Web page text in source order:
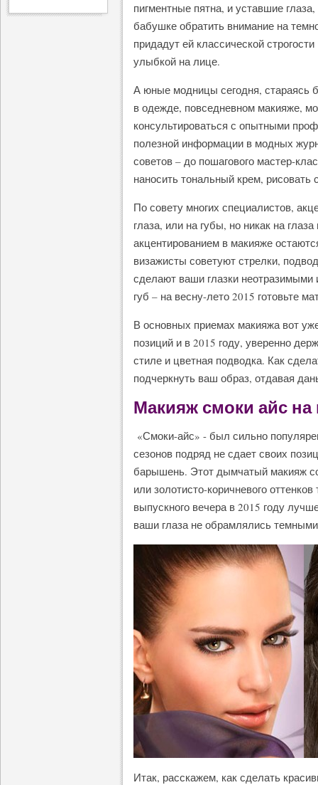
пигментные пятна, и уставшие
бабушке обратить внимание на
придадут ей классической
улыбкой на лице.
А юные модницы сегодня, стараясь
в одежде, повседневном макияже,
консультироваться с опытными
полезной информации в модных
советов – до пошагового мастер-
наносить тональный крем, рисовать
По совету многих специалистов,
глаза, или на губы, но никак на
акцентированием в макияже
визажисты советуют стрелки,
сделают ваши глазки неотразимыми
губ – на весну-лето 2015 готовьте
В основных приемах макияжа вот
позиций и в 2015 году, уверенно
стиле и цветная подводка. Как
подчеркнуть ваш образ, отдавая
Макияж смоки айс
«Смоки-айс» - был сильно
сезонов подряд не сдает своих
барышень. Этот дымчатый макияж
или золотисто-коричневого
выпускного вечера в 2015 году
ваши глаза не обрамлялись
Итак, расскажем, как сделать